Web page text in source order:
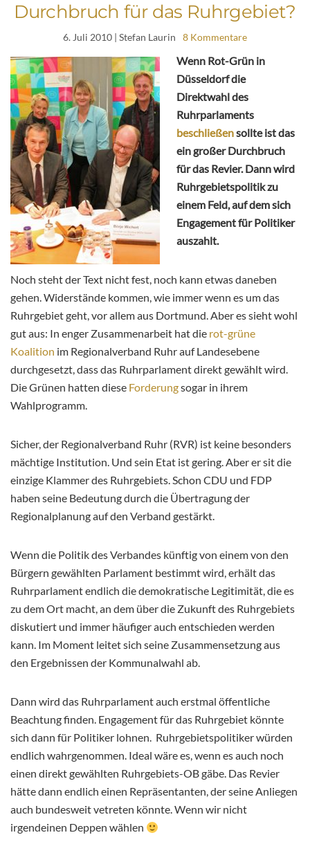
Durchbruch für das Ruhrgebiet?
6. Juli 2010 | Stefan Laurin 8 Kommentare
Wenn Rot-Grün in
Düsseldorf die
Direktwahl des
Ruhrparlaments
beschließensollte ist das
ein großer Durchbruch
für das Revier. Dann wird
Ruhrgebietspolitik zu
einem Feld, auf dem sich
Engagement für Politiker
auszahlt.
Noch steht der Text nicht fest, noch kann etwas daneben
gehen. Widerstände kommen, wie immer wenn es um das
Ruhrgebiet geht, vor allem aus Dortmund. Aber es sieht wohl
gut aus: In enger Zusammenarbeit hat die rot-grüne
Koalition im Regionalverband Ruhr auf Landesebene
durchgesetzt, dass das Ruhrparlament direkt gewählt wird.
Die Grünen hatten diese Forderungsogar in ihrem
Wahlprogramm.
Sicher, der Regionalverband Ruhr (RVR) ist keine besonders
mächtige Institution. Und sein Etat ist gering. Aber er sit die
einzige Klammer des Ruhrgebiets. Schon CDU und FDP
haben seine Bedeutung durch die Übertragung der
Regionalplanung auf den Verband gestärkt.
Wenn die Politik des Verbandes künftig von einem von den
Bürgern gewählten Parlament bestimmt wird, erhält das
Ruhrparlament endlich die demokratische Legitimität, die es
zu dem Ort macht, an dem über die Zukunft des Ruhrgebiets
diskutiert und immer häufiger auch entschieden werden
kann. Im Moment leitet sich seine Zusammensetzung aus
den Ergebnissen der Kommunalwahl ab.
Dann wird das Ruhrparlament auch erstmal öffentliche
Beachtung finden. Engagement für das Ruhrgebiet könnte
sich dann für Politiker lohnen. Ruhrgebietspolitiker würden
endlich wahrgenommen. Ideal wäre es, wenn es auch noch
einen direkt gewählten Ruhrgebiets-OB gäbe. Das Revier
hätte dann endlich einen Repräsentanten, der seine Anliegen
auch bundesweit vetreten könnte. Wenn wir nicht
irgendeinen Deppen wählen